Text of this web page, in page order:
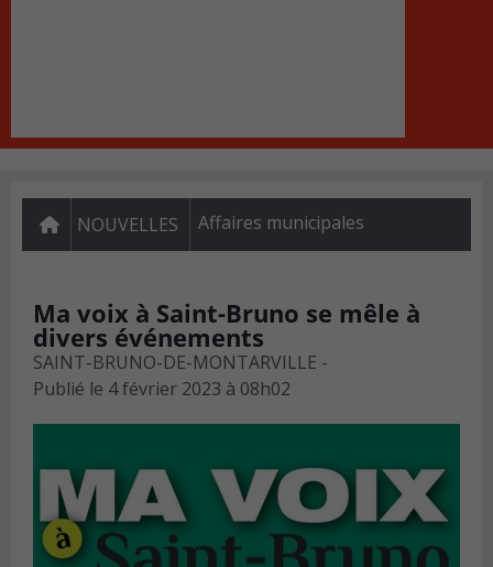
NOUVELLES Affaires municipales
Ma voix à Saint-Bruno se mêle à
divers événements
SAINT-BRUNO-DE-MONTARVILLE -
Publié le 4 février 2023 à 08h02